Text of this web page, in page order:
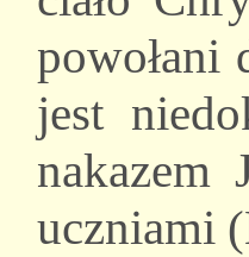
powołani
jest
nakazem
uczniami